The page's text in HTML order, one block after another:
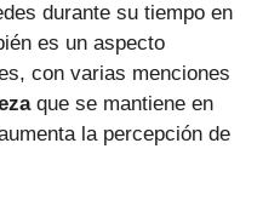
durante su tiempo en
es un aspecto
con varias menciones
que se mantiene en
la percepción de